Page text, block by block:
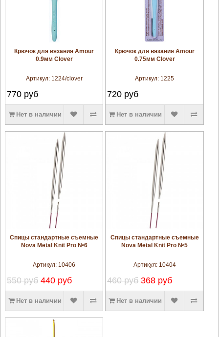
увеличить
Крючок для вязания Amour
0.9мм Clover
Артикул: 1224/clover
770руб
Нет в наличии
увеличить
Крючок для вязания Amour
0.75мм Clover
Артикул: 1225
720 руб
Нет в наличии
увеличить
Спицы стандартные съемные
Nova Metal Knit Pro №6
Артикул: 10406
550 руб 440 руб
Нет в наличии
увеличить
Спицы стандартные съемные
Nova Metal Knit Pro №5
Артикул: 10404
460 руб 368 руб
Нет в наличии